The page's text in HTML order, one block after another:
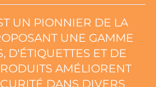
UN PIONNIER DE LA
UNE GAMME
D'ÉTIQUETTES ET DE
AMÉLIORENT
DANS DIVERS